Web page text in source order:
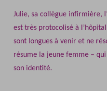
Julie, sa collègue infirmière,
est très protocolisé à
sont longues à venir et ne
résume la jeune femme –
son identité.